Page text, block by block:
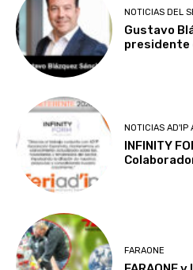
NOTICIAS DEL
Gustavo
presidente
NOTICIAS AD'IP
INFINITY
FARAONE